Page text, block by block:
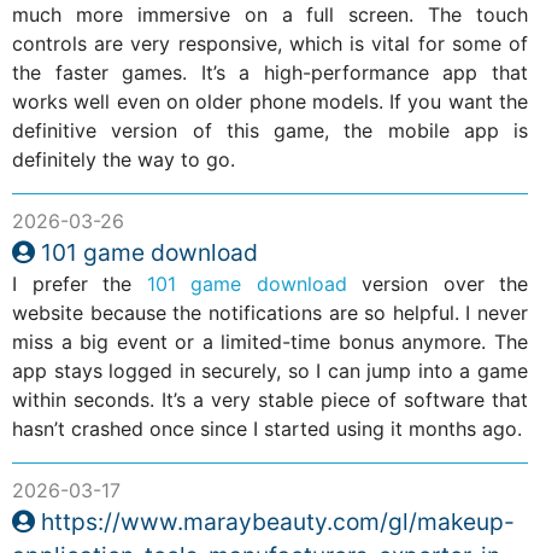
much more immersive on a full screen. The touch
controls are very responsive, which is vital for some of
the faster games. It’s a high-performance app that
works well even on older phone models. If you want the
definitive version of this game, the mobile app is
definitely the way to go.
2026-03-26
101 game download
I prefer the 101 game download version over the
website because the notifications are so helpful. I never
miss a big event or a limited-time bonus anymore. The
app stays logged in securely, so I can jump into a game
within seconds. It’s a very stable piece of software that
hasn’t crashed once since I started using it months ago.
2026-03-17
https://www.maraybeauty.com/gl/makeup-